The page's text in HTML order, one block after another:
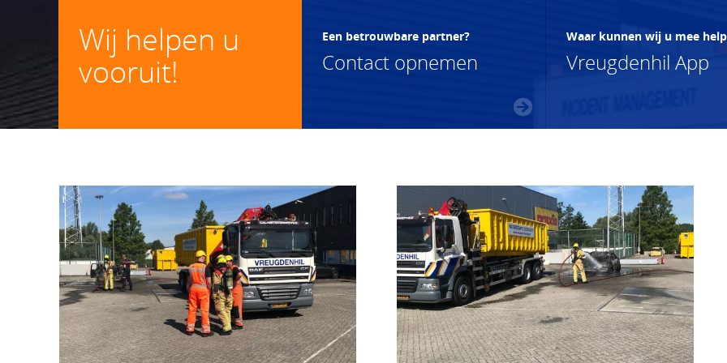
Wij helpen u
vooruit!
Een betrouwbare partner?
Contact opnemen
Waar kunnen wij u mee
Vreugdenhil App